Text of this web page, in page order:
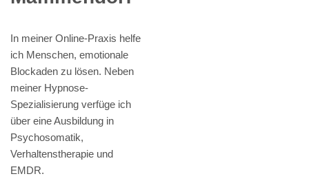
In meiner Online-Praxis helfe
ich Menschen, emotionale
Blockaden zu lösen. Neben
meiner Hypnose-
Spezialisierung verfüge ich
über eine Ausbildung in
Psychosomatik,
Verhaltenstherapie und
EMDR.